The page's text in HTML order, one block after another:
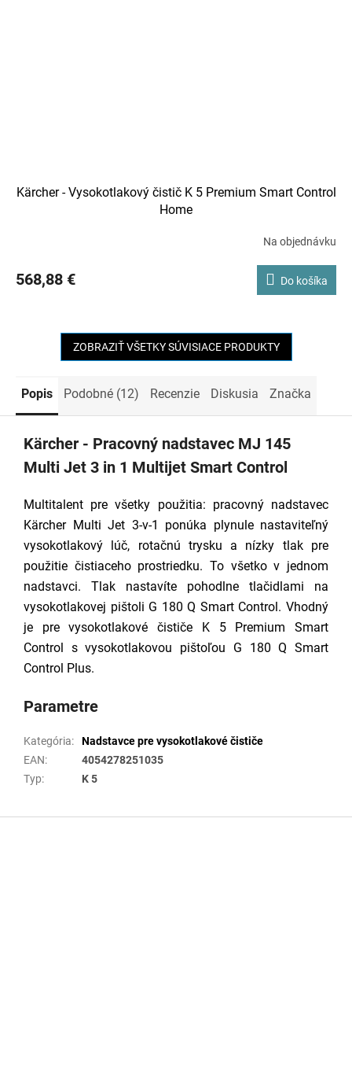
Kärcher - Vysokotlakový čistič K 5 Premium Smart Control
Home
Na objednávku
568,88 € Do košíka
ZOBRAZIŤ VŠETKY SÚVISIACE PRODUKTY
Popis Podobné (12) Recenzie Diskusia Značka
Kärcher - Pracovný nadstavec MJ 145
Multi Jet 3 in 1 Multijet Smart Control
Multitalent pre všetky použitia: pracovný nadstavec
Kärcher Multi Jet 3-v-1 ponúka plynule nastaviteľný
vysokotlakový lúč, rotačnú trysku a nízky tlak pre
použitie čistiaceho prostriedku. To všetko v jednom
nadstavci. Tlak nastavíte pohodlne tlačidlami na
vysokotlakovej pištoli G 180 Q Smart Control. Vhodný
je pre vysokotlakové čističe K 5 Premium Smart
Control s vysokotlakovou pištoľou G 180 Q Smart
Control Plus.
Parametre
Kategória:
Nadstavce pre vysokotlakové čističe
EAN:
4054278251035
Typ: K 5